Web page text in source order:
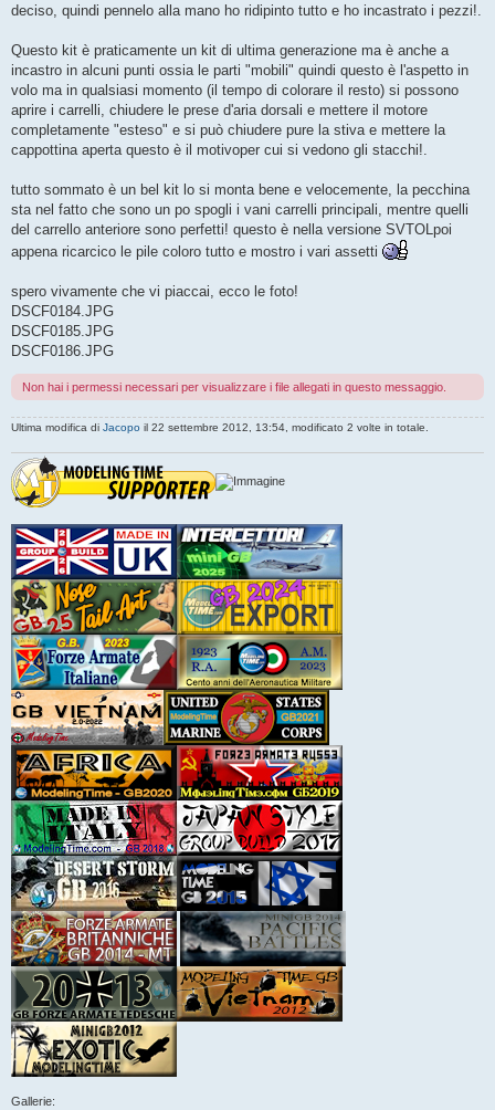
deciso, quindi pennelo alla mano ho ridipinto tutto e ho incastrato i pezzi!.
Questo kit è praticamente un kit di ultima generazione ma è anche a
incastro in alcuni punti ossia le parti "mobili" quindi questo è l'aspetto in
volo ma in qualsiasi momento (il tempo di colorare il resto) si possono
aprire i carrelli, chiudere le prese d'aria dorsali e mettere il motore
completamente "esteso" e si può chiudere pure la stiva e mettere la
cappottina aperta questo è il motivoper cui si vedono gli stacchi!.
tutto sommato è un bel kit lo si monta bene e velocemente, la pecchina
sta nel fatto che sono un po spogli i vani carrelli principali, mentre quelli
del carrello anteriore sono perfetti! questo è nella versione SVTOLpoi
appena ricarcico le pile coloro tutto e mostro i vari assetti
spero vivamente che vi piaccai, ecco le foto!
DSCF0184.JPG
DSCF0185.JPG
DSCF0186.JPG
Non hai i permessi necessari per visualizzare i file allegati in questo messaggio.
Ultima modifica di Jacopo il 22 settembre 2012, 13:54, modificato 2 volte in totale.
Gallerie: